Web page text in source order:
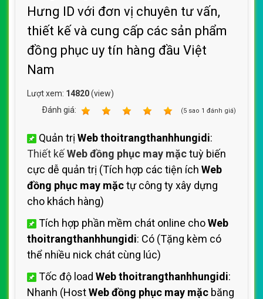
Hưng ID với đơn vị chuyên tư vấn,
thiết kế và cung cấp các sản phẩm
đồng phục uy tín hàng đầu Việt
Nam
Lượt xem: 14820(view)
Ðánh giá:
(5 sao 1 đánh giá)
Quản trị Web thoitrangthanhhungidi:
Thiết kếWeb đồng phục may mặctuỳ biến
cực dễ quản trị (Tích hợp các tiện ích Web
đồng phục may mặctự công ty xây dựng
cho khách hàng)
Tích hợp phần mềm chát online choWeb
thoitrangthanhhungidi: Có (Tặng kèm có
thể nhiều nick chát cùng lúc)
Tốc độ load Web thoitrangthanhhungidi:
Nhanh (HostWeb đồng phục may mặc băng